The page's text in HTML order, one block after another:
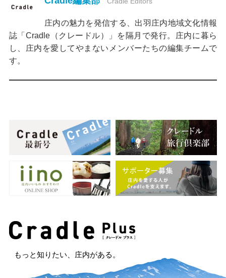
庄内の魅力を発信する、出羽庄内地域文化情報
誌「Cradle（クレードル）」を隔月で発行。庄内に暮ら
し、庄内を愛してやまないメンバーたちの編集チームで
す。
もっと知りたい、庄内がある。